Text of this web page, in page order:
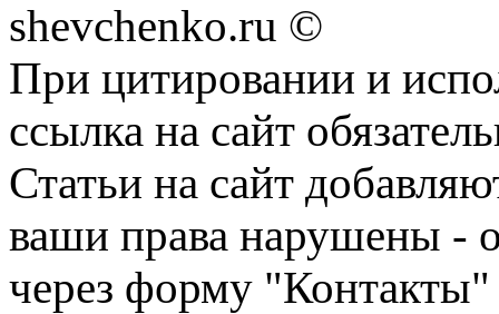
shevchenko.ru ©
При цитировании и
ссылка на сайт
Статьи на сайт
ваши права нарушены -
через форму "Контакты"